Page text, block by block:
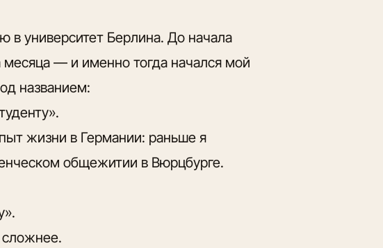
в университет Берлина. До начала
месяца — и именно тогда начался мой
названием:
жизни в Германии: раньше я
общежитии в Вюрцбурге.
сложнее.